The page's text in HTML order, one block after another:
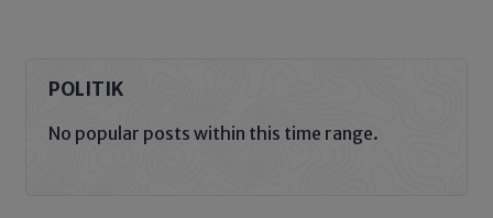
POLITIK
No popular posts within this time range.